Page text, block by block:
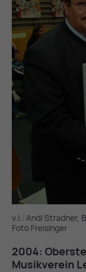
v.l.: Andi Stradner,
Foto Freisinger
2004:
Mu­sik­ver­ein